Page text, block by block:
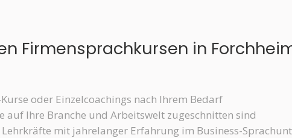
Firmensprachkursen in
oder Einzelcoachings nach Ihrem Bedarf
auf Ihre Branche und Arbeitswelt zugeschnitten sind
Lehrkräfte mit jahrelanger Erfahrung im Business-